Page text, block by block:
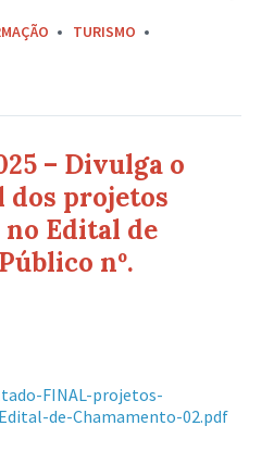
TURISMO
– Divulga o
projetos
Edital de
nº.
FINAL-projetos-
de-Chamamento-02.pdf